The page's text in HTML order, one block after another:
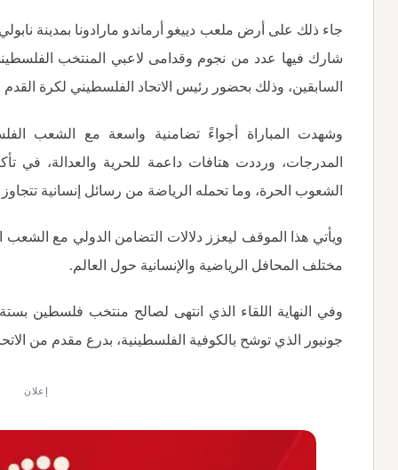
جاء ذلك على أرض ملعب دييغو أرماندو مارادونا بمدينة
شارك فيها عدد من نجوم وقدامى لاعبي المنتخب
السابقين، وذلك بحضور رئيس الاتحاد الفلسطيني لكرة
وشهدت المباراة أجواءً تضامنية واسعة مع الشعب
المدرجات، ورددت هتافات داعمة للحرية والعدالة، في
الشعوب الحرة، وما تحمله الرياضة من رسائل إنسانية
ويأتي هذا الموقف ليعزز دلالات التضامن الدولي مع
مختلف المحافل الرياضية والإنسانية حول العالم.
وفي النهاية اللقاء الذي انتهى لصالح منتخب فلسطين
جونيور الذي توشح بالكوفية الفلسطينية، بدرع مقدم من
إعلان